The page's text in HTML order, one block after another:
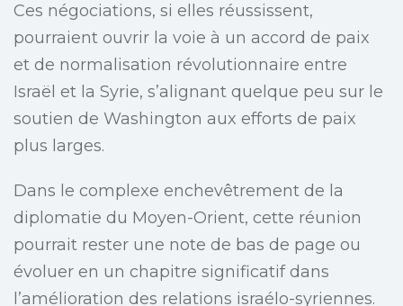
Ces négociations, si elles réussissent,
pourraient ouvrir la voie à un accord de paix
et de normalisation révolutionnaire entre
Israël et la Syrie, s’alignant quelque peu sur le
soutien de Washington aux efforts de paix
plus larges.
Dans le complexe enchevêtrement de la
diplomatie du Moyen-Orient, cette réunion
pourrait rester une note de bas de page ou
évoluer en un chapitre significatif dans
l’amélioration des relations israélo-syriennes.